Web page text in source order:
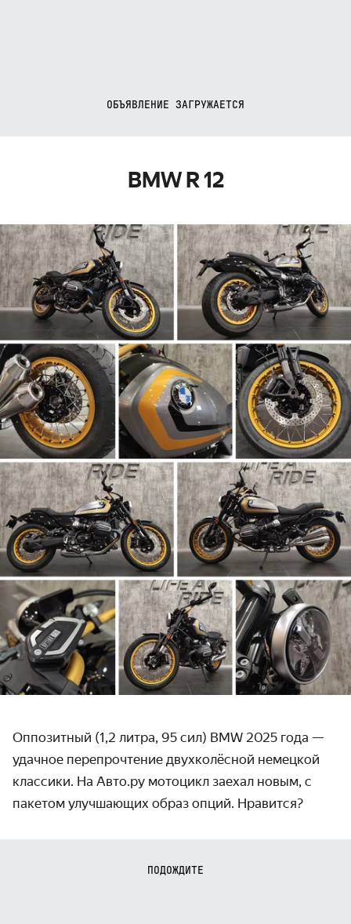
ОБЪЯВЛЕНИЕ ЗАГРУЖАЕТСЯ
BMW R 12
Оппозитный (1,2 литра, 95 сил) BMW 2025 года —
удачное перепрочтение двухколёсной немецкой
классики. На Авто.ру мотоцикл заехал новым, с
пакетом улучшающих образ опций. Нравится?
ПОДОЖДИТЕ